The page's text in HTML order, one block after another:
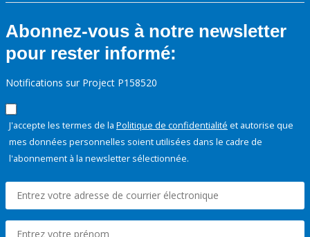
Abonnez-vous à notre newsletter
pour rester informé:
Notifications sur Project P158520
J'accepte les termes de la Politique de confidentialité et autorise que
mes données personnelles soient utilisées dans le cadre de
l'abonnement à la newsletter sélectionnée.